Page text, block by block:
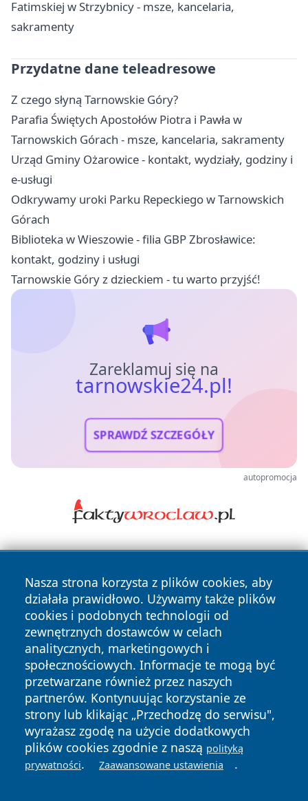
Fatimskiej w Strzybnicy - msze, kancelaria,
sakramenty
Przydatne dane teleadresowe
Z czego słyną Tarnowskie Góry?
Parafia Świętych Apostołów Piotra i Pawła w
Tarnowskich Górach - msze, kancelaria, sakramenty
Urząd Gminy Ożarowice - kontakt, wydziały, godziny i
e-usługi
Odkrywamy uroki Parku Repeckiego w Tarnowskich
Górach
Biblioteka w Wieszowie - filia GBP Zbrosławice:
kontakt, godziny i usługi
Tarnowskie Góry z dzieckiem - tu warto przyjść!
Zareklamuj się na
tarnowskie24.pl!
SPRAWDŹ SZCZEGÓŁY
autopromocja
Nasza strona korzysta z plików cookies, aby
działała prawidłowo. Używamy także plików
cookies i podobnych technologii od
zewnętrznych dostawców w celach
analitycznych, marketingowych i
społecznościowych. Informacje te mogą być
przetwarzane również przez naszych
partnerów. Kontynuując korzystanie ze
strony lub klikając „Przechodzę do serwisu",
wyrażasz zgodę na użycie dodatkowych
plików cookies zgodnie z naszą polityką
prywatności. Zaawansowane ustawienia .
Copyright © 2026 tarnowskie24.pl Wszystkie prawa
zastrzeżone.
News Autorzy
Polityka
Prywatności
Polityka
Cookies